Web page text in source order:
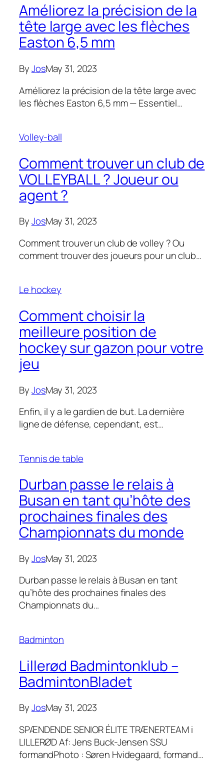
Améliorez la précision de la
tête large avec les flèches
Easton 6,5 mm
ByJosMay 31, 2023
Améliorez la précision de la tête large avec
les flèches Easton 6,5 mm — Essentiel…
Volley-ball
Comment trouver un club de
VOLLEYBALL ? Joueur ou
agent ?
ByJosMay 31, 2023
Comment trouver un club de volley ? Ou
comment trouver des joueurs pour un club…
Le hockey
Comment choisir la
meilleure position de
hockey sur gazon pour votre
jeu
ByJosMay 31, 2023
Enfin, il y a le gardien de but. La dernière
ligne de défense, cependant, est…
Tennis de table
Durban passe le relais à
Busan en tant qu’hôte des
prochaines finales des
Championnats du monde
ByJosMay 31, 2023
Durban passe le relais à Busan en tant
qu’hôte des prochaines finales des
Championnats du…
Badminton
Lillerød Badmintonklub –
BadmintonBladet
ByJosMay 31, 2023
SPÆNDENDE SENIOR ÉLITE TRÆNERTEAM i
LILLERØD Af: Jens Buck-Jensen SSU
formandPhoto : Søren Hvidegaard, formand…